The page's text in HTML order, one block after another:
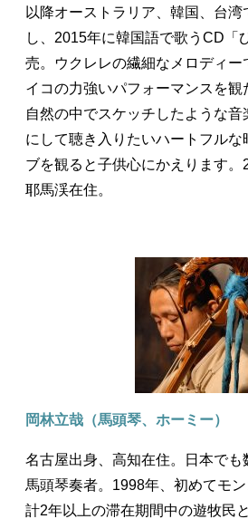
以降オーストラリア、韓国、台湾
し、2015年に韓国語で歌うCD「
売。ウクレレの繊細なメロディー
イコの力強いパフォーマンスを観
自然の中でスケッチしたような
にして聴き入りたいハートフルな
ブを観ると子供心にかえります
耶馬渓在住。
岡林立哉（馬頭琴、ホーミー）
名古屋出身、高知在住。日本でも
馬頭琴奏者。1998年、初めてモ
計2年以上の滞在期間中の遊牧民